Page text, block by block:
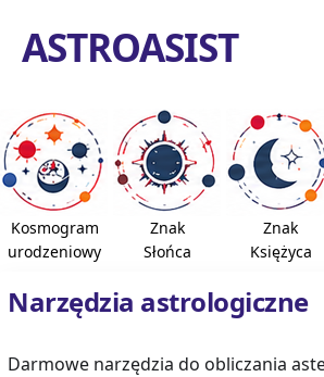
ASTROASIST
Kosmogram
urodzeniowy
Znak
Słońca
Znak
Księżyca
Narzędzia astrologiczne
Darmowe narzędzia do obliczania